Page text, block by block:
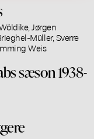
Jørgen
Müller, Sverre
Weis
sæson 1938-